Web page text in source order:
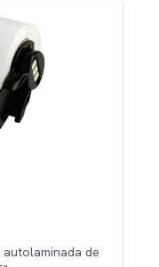
de